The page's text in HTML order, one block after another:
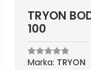
TRYON
100
Marka: TRYON